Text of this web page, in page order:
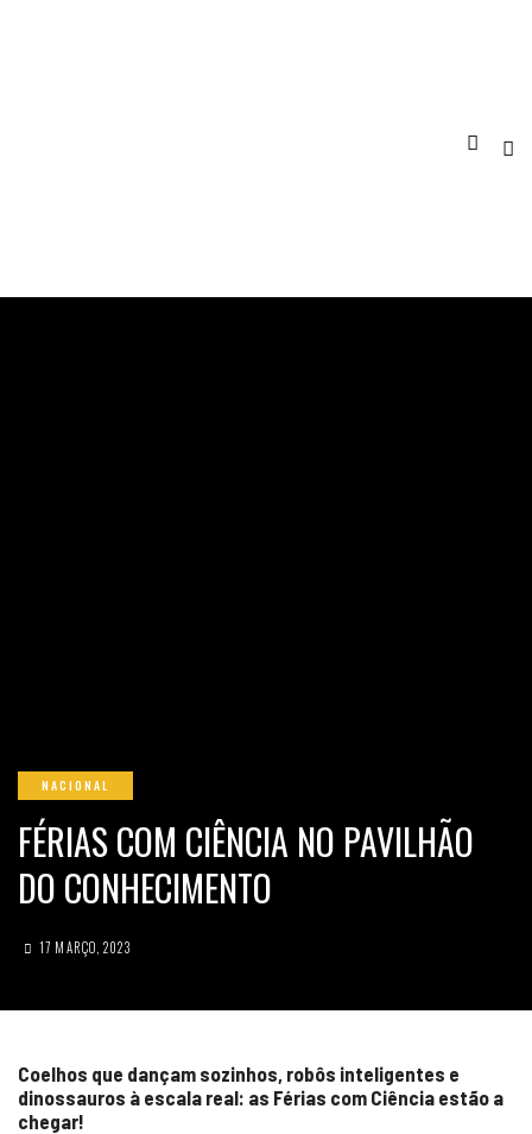
NACIONAL
FÉRIAS COM CIÊNCIA NO PAVILHÃO
DO CONHECIMENTO
17 MARÇO, 2023
Coelhos que dançam sozinhos, robôs inteligentes e
dinossauros à escala real: as Férias com Ciência estão a
chegar!